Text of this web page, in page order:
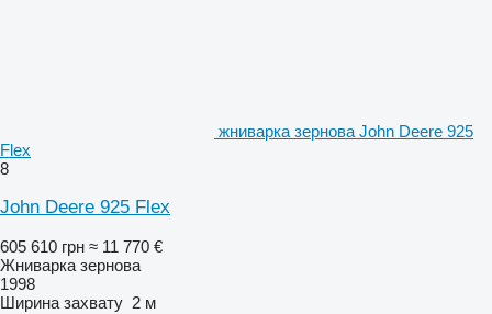
жниварка зернова John Deere 925
Flex
8
John Deere 925 Flex
605 610 грн ≈ 11 770 €
Жниварка зернова
1998
Ширина захвату 2 м